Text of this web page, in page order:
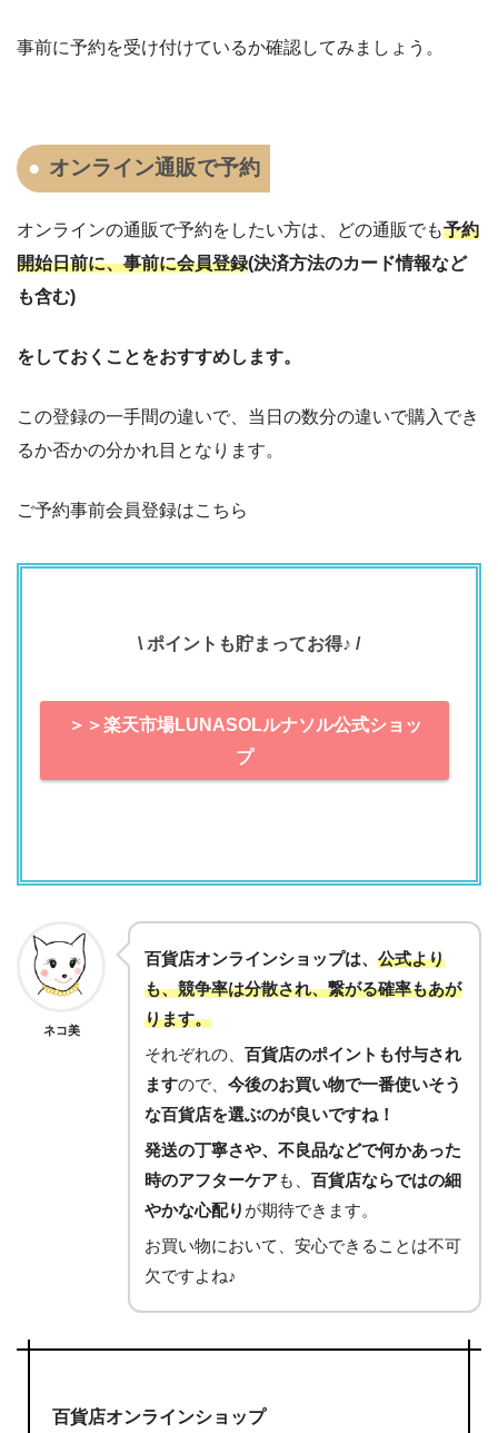
事前に予約を受け付けているか確認してみましょう。
オンライン通販で予約
オンラインの通販で予約をしたい方は、どの通販でも予約
開始日前に、事前に会員登録(決済方法のカード情報など
も含む)
をしておくことをおすすめします。
この登録の一手間の違いで、当日の数分の違いで購入でき
るか否かの分かれ目となります。
ご予約事前会員登録はこちら
\ ポイントも貯まってお得♪ /
＞＞楽天市場LUNASOLルナソル公式ショッ
プ
ネコ美
百貨店オンラインショップは、 公式より
も、競争率は分散され、繋がる確率もあが
ります。
それぞれの、 百貨店のポイントも付与され
ますので、 今後のお買い物で一番使いそう
な百貨店を選ぶのが良いですね！
発送の丁寧さや、不良品などで何かあった
時のアフターケアも、 百貨店ならではの細
やかな心配り が期待できます。
お買い物において、安心できることは不可
欠ですよね♪
百貨店オンラインショップ